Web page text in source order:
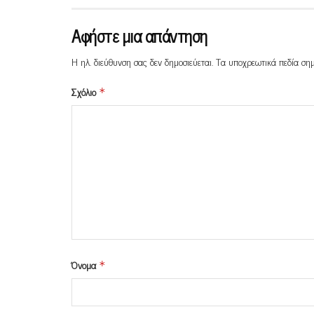
Αφήστε μια απάντηση
Η ηλ. διεύθυνση σας δεν δημοσιεύεται.Τα υποχρεωτικά πεδία
Σχόλιο *
Όνομα *